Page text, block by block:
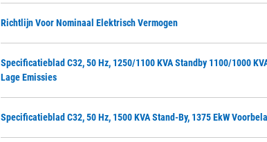
Richtlijn Voor Nominaal Elektrisch Vermogen
Specificatieblad C32, 50 Hz, 1250/1100 KVA Standby 1100/1000
Lage Emissies
Specificatieblad C32, 50 Hz, 1500 KVA Stand-By, 1375 EkW